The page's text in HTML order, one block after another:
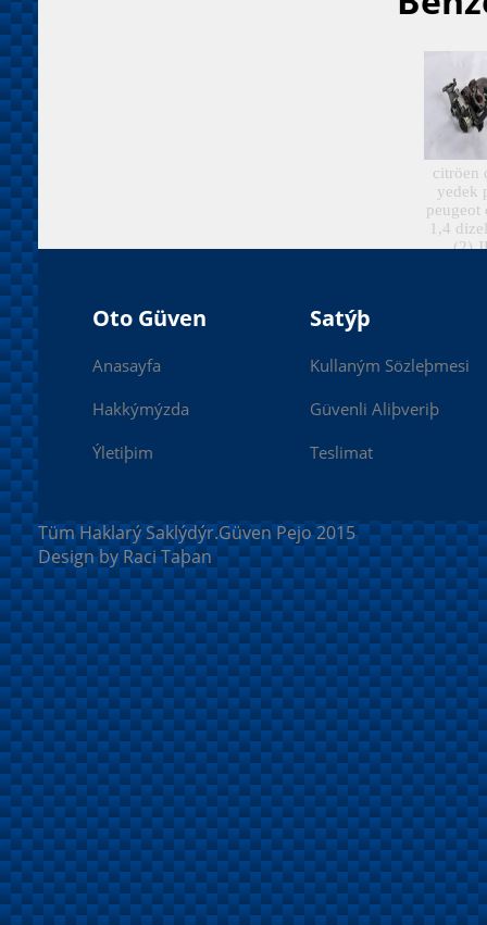
citröen
yedek
peugeot
1,4
Oto Güven
Anasayfa
Hakkýmýzda
Ýletiþim
Satýþ
Kullaným Sözleþmesi
Güvenli Aliþveriþ
Teslimat
Tüm Haklarý Saklýdýr.Güven Pejo 2015
Design by Raci Taþan